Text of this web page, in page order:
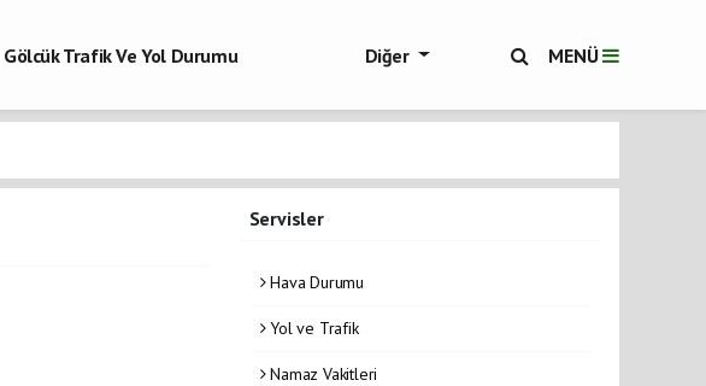
Gölcük Trafik Ve Yol Durumu
Diğer MENÜ
Servisler
Hava Durumu
Yol ve Trafik
Namaz Vakitleri